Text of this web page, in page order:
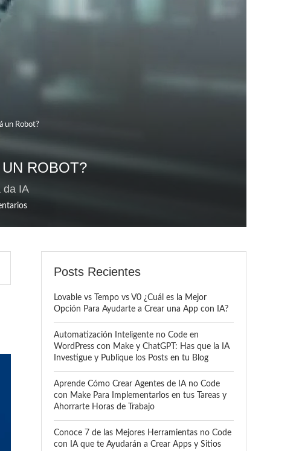
un Robot?
ROBOT?
da IA
Posts Recientes
Lovable vs Tempo vs V0 ¿Cuál es la Mejor
Opción Para Ayudarte a Crear una App con IA?
Automatización Inteligente no Code en
WordPress con Make y ChatGPT: Has que la IA
Investigue y Publique los Posts en tu Blog
Aprende Cómo Crear Agentes de IA no Code
con Make Para Implementarlos en tus Tareas y
Ahorrarte Horas de Trabajo
Conoce 7 de las Mejores Herramientas no Code
con IA que te Ayudarán a Crear Apps y Sitios